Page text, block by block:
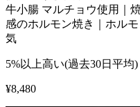
牛小腸 マルチョウ使用｜
感のホルモン焼き｜ホル
気
5%以上高い(過去30日平均)
¥8,480